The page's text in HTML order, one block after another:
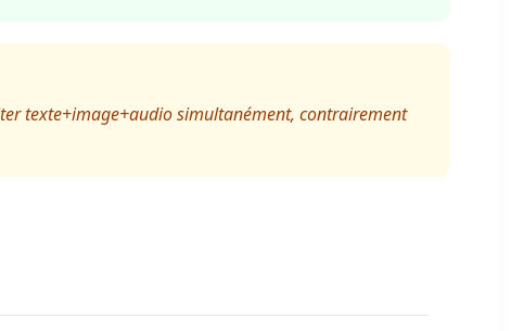
texte+image+audio simultanément, contrairement